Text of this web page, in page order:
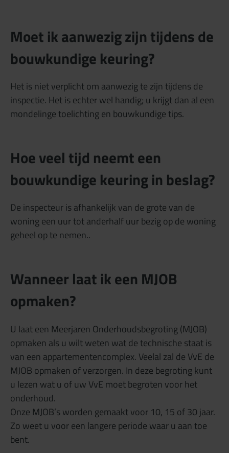
Moet ik aanwezig zijn tijdens de
bouwkundige keuring?
Het is niet verplicht om aanwezig te zijn tijdens de
inspectie. Het is echter wel handig; u krijgt dan al een
mondelinge toelichting en bouwkundige tips.
Hoe veel tijd neemt een
bouwkundige keuring in beslag?
De inspecteur is afhankelijk van de grote van de
woning een uur tot anderhalf uur bezig op de woning
geheel op te nemen..
Wanneer laat ik een MJOB
opmaken?
U laat een Meerjaren Onderhoudsbegroting (MJOB)
opmaken als u wilt weten wat de technische staat is
van een appartementencomplex. Veelal zal de VvE de
MJOB opmaken of verzorgen. In deze begroting kunt
u lezen wat u of uw VvE moet begroten voor het
onderhoud.
Onze MJOB’s worden gemaakt voor 10, 15 of 30 jaar.
Zo weet u voor een langere periode waar u aan toe
bent.